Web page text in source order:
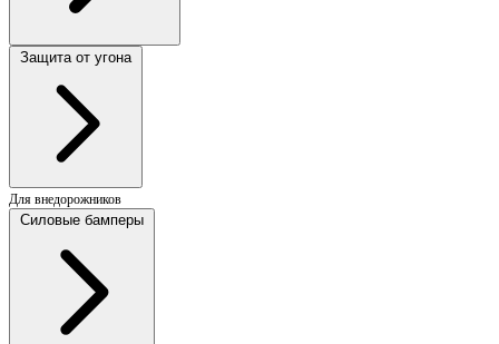
Защита от угона
Для внедорожников
Силовые бамперы